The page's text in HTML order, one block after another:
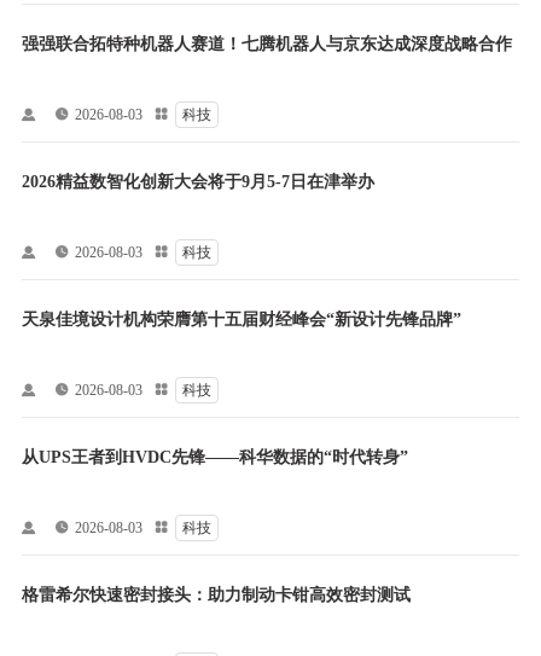
强强联合拓特种机器人赛道！七腾机器人与京东达成深度战略合作
  2026-08-03  科技
2026精益数智化创新大会将于9月5-7日在津举办
  2026-08-03  科技
天泉佳境设计机构荣膺第十五届财经峰会“新设计先锋品牌”
  2026-08-03  科技
从UPS王者到HVDC先锋——科华数据的“时代转身”
  2026-08-03  科技
格雷希尔快速密封接头：助力制动卡钳高效密封测试